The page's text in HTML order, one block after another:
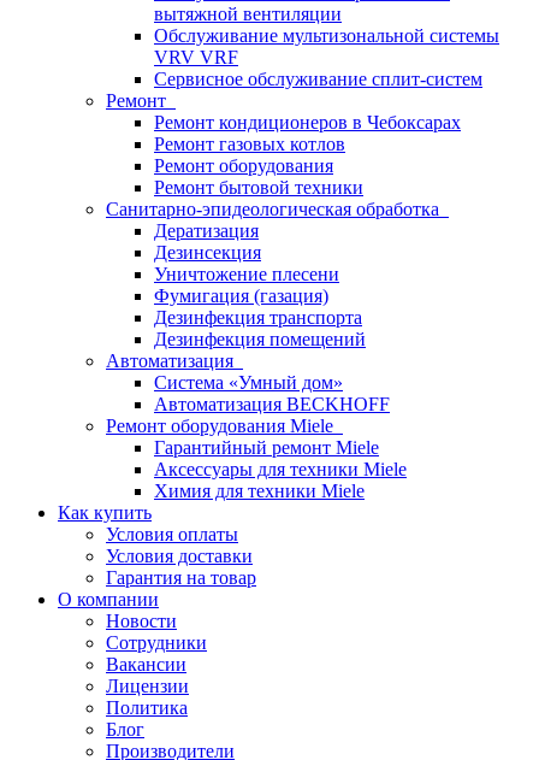
вытяжной вентиляции
Обслуживание мультизональной системы
VRV VRF
Сервисное обслуживание сплит-систем
Ремонт
Ремонт кондиционеров в Чебоксарах
Ремонт газовых котлов
Ремонт оборудования
Ремонт бытовой техники
Санитарно-эпидеологическая обработка
Дератизация
Дезинсекция
Уничтожение плесени
Фумигация (газация)
Дезинфекция транспорта
Дезинфекция помещений
Автоматизация
Система «Умный дом»
Автоматизация BECKHOFF
Ремонт оборудования Miele
Гарантийный ремонт Miele
Аксессуары для техники Miele
Химия для техники Miele
Как купить
Условия оплаты
Условия доставки
Гарантия на товар
О компании
Новости
Сотрудники
Вакансии
Лицензии
Политика
Блог
Производители